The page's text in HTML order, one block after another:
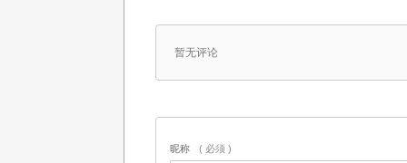
暂无评论
昵称 ( 必须 )